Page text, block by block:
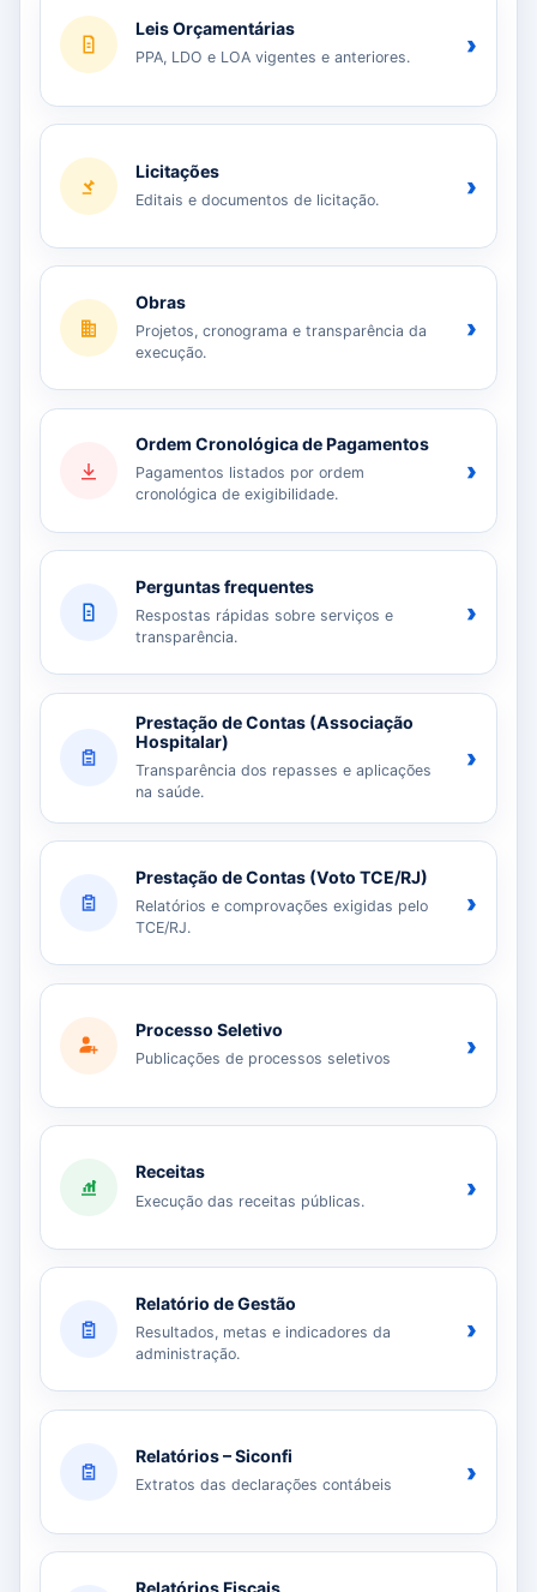
Leis Orçamentárias
PPA, LDO e LOA vigentes e anteriores. ›
Licitações
Editais e documentos de licitação. ›
Obras
Projetos, cronograma e transparência da
execução.
›
Ordem Cronológica de Pagamentos
Pagamentos listados por ordem
cronológica de exigibilidade.
›
Perguntas frequentes
Respostas rápidas sobre serviços e
transparência.
›
Prestação de Contas (Associação
Hospitalar)
Transparência dos repasses e aplicações
na saúde.
›
Prestação de Contas (Voto TCE/RJ)
Relatórios e comprovações exigidas pelo
TCE/RJ.
›
Processo Seletivo
Publicações de processos seletivos ›
Receitas
Execução das receitas públicas. ›
Relatório de Gestão
Resultados, metas e indicadores da
administração.
›
Relatórios – Siconfi
Extratos das declarações contábeis ›
Relatórios Fiscais